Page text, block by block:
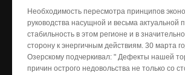
Необходимость пересмотра принципов
руководства насущной и весьма
стабильность в этом регионе и в
сторону к энергичным действиям. 30 марта
Озерскому подчеркивал: " Дефекты нашей
причин острого недовольства не только со